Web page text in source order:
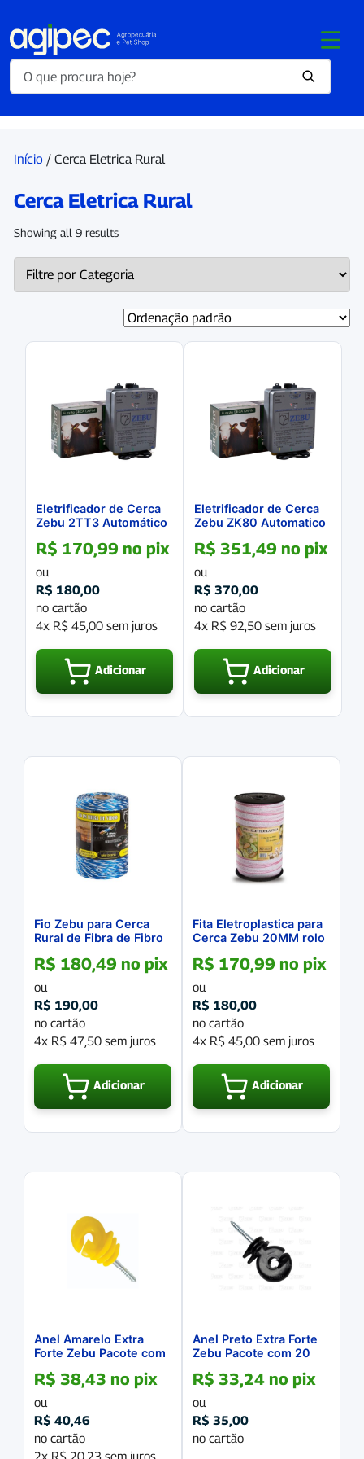
Início / Cerca Eletrica Rural
Cerca Eletrica Rural
Showing all 9 results
Eletrificador de Cerca
Zebu 2TT3 Automático
R$ 170,99 no pix
ou
R$ 180,00
no cartão
4x R$ 45,00 sem juros
Adicionar
Eletrificador de Cerca
Zebu ZK80 Automatico
R$ 351,49 no pix
ou
R$ 370,00
no cartão
4x R$ 92,50 sem juros
Adicionar
Fio Zebu para Cerca
Rural de Fibra de Fibro
R$ 180,49 no pix
ou
R$ 190,00
no cartão
4x R$ 47,50 sem juros
Adicionar
Fita Eletroplastica para
Cerca Zebu 20MM rolo
R$ 170,99 no pix
ou
R$ 180,00
no cartão
4x R$ 45,00 sem juros
Adicionar
Anel Amarelo Extra
Forte Zebu Pacote com
R$ 38,43 no pix
ou
R$ 40,46
no cartão
2x R$ 20,23 sem juros
Anel Preto Extra Forte
Zebu Pacote com 20
R$ 33,24 no pix
ou
R$ 35,00
no cartão